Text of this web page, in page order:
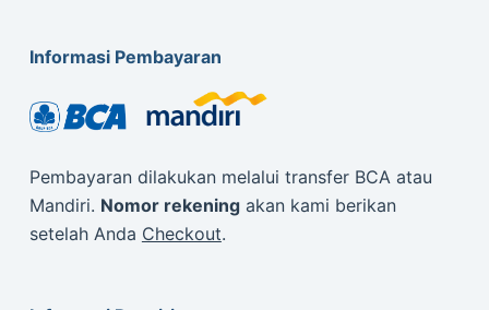
Informasi Pembayaran
Pembayaran dilakukan melalui transfer BCA atau
Mandiri. Nomor rekeningakan kami berikan
setelah Anda Checkout.